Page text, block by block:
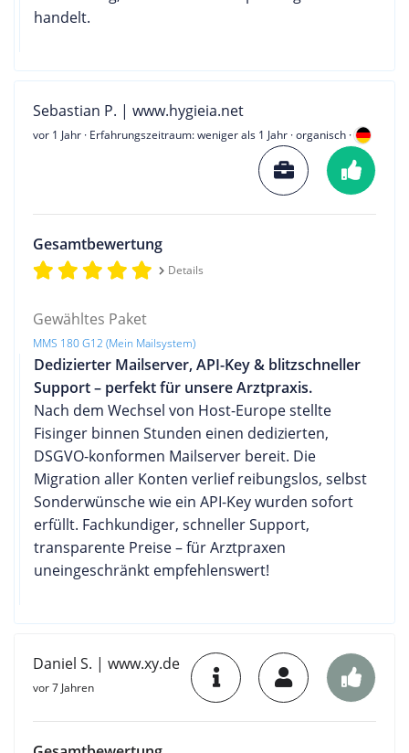
handelt.
Sebastian P. | www.hygieia.net
vor 1 Jahr · Erfahrungszeitraum: weniger als 1 Jahr · organisch ·
Gesamtbewertung
Details
Gewähltes Paket
MMS 180 G12 (Mein Mailsystem)
Dedizierter Mailserver, API-Key & blitzschneller
Support – perfekt für unsere Arztpraxis.
Nach dem Wechsel von Host-Europe stellte
Fisinger binnen Stunden einen dedizierten,
DSGVO-konformen Mailserver bereit. Die
Migration aller Konten verlief reibungslos, selbst
Sonderwünsche wie ein API-Key wurden sofort
erfüllt. Fachkundiger, schneller Support,
transparente Preise – für Arztpraxen
uneingeschränkt empfehlenswert!
Daniel S. | www.xy.de
vor 7 Jahren